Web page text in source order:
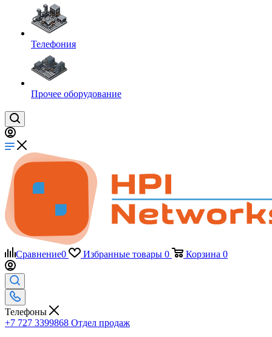
Телефония
Прочее оборудование
Сравнение0 Избранные товары 0 Корзина 0
Телефоны
+7 727 3399868 Отдел продаж